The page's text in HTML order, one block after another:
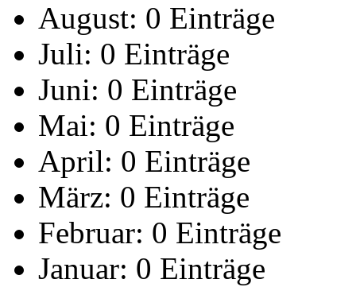
August: 0 Einträge
Juli: 0 Einträge
Juni: 0 Einträge
Mai: 0 Einträge
April: 0 Einträge
März: 0 Einträge
Februar: 0 Einträge
Januar: 0 Einträge